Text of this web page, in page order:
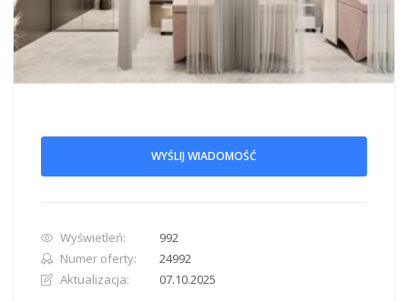
WYŚLIJ WIADOMOŚĆ
Wyświetleń:
992
Numer oferty:
24992
Aktualizacja:
07.10.2025